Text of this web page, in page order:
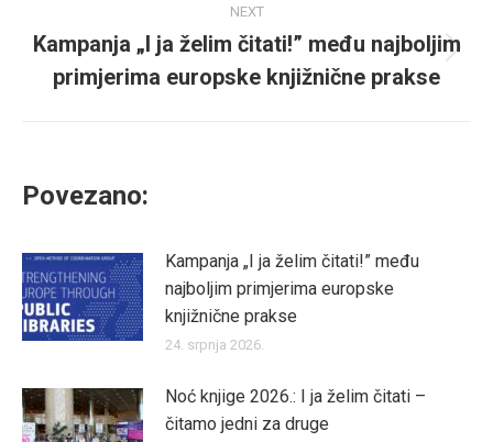
NEXT
post:
Kampanja „I ja želim čitati!” među najboljim
primjerima europske knjižnične prakse
Povezano:
Kampanja „I ja želim čitati!” među
najboljim primjerima europske
knjižnične prakse
24. srpnja 2026.
Noć knjige 2026.: I ja želim čitati –
čitamo jedni za druge